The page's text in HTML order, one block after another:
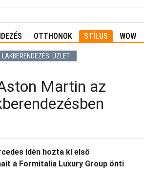
OTTHONOK STÍLUS WOW
LAKBERENDEZÉSI ÜZLET
Martin az
idén hozta ki első
a Formitalia Luxury Group önti